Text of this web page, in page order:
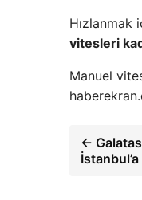
Hızlanmak
vitesleri
Manuel
←